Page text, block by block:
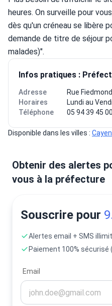
heures. On surveille pour
dès qu'un créneau se libère
demande de titre de séjour
malades)".
Infos pratiques :
Adresse
Rue
Horaires
Lundi au
Téléphone
05 94 39 45 00
Disponible dans les villes :
Obtenir des alertes
vous à la préfecture
Souscrire pour
Alertes email + SMS
Paiement 100% sécurisé
Email